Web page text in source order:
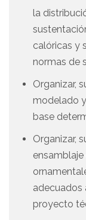
la
calóricas y
normas de
Organizar,
modelado
base
Organizar,
adecuados
proyecto